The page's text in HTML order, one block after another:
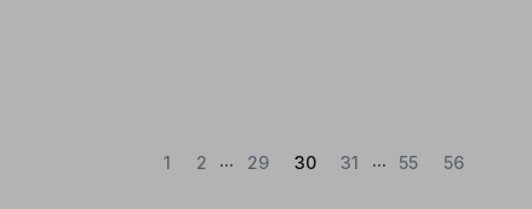
1 2 ... 29 30(Atual)
31 ... 55 56